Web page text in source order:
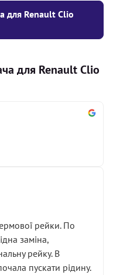
для Renault Clio
для Renault Clio
рейки. По
заміна,
рейку. В
пускати рідину.